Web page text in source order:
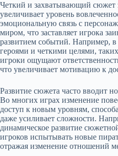
Четкий и захватывающий сюжет
увеличивает уровень
эмоциональную связь с
миром, что заставляет игрока
развитием событий. Например, в
героями и четкими целями,
игроки ощущают
что увеличивает мотивацию к
Развитие сюжета часто вводит
Во многих играх изменение
доступ к новым уровням,
даже усиливает сложности.
динамическое развитие
игроков испытывать новые
отражая изменение отношений